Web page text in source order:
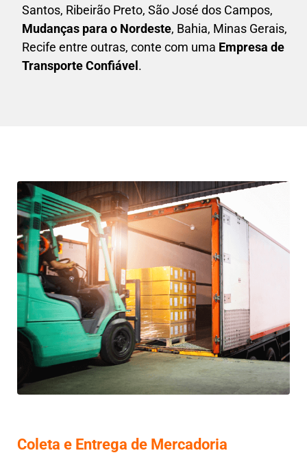
Santos, Ribeirão Preto, São José dos Campos,
Mudanças para o Nordeste, Bahia, Minas Gerais,
Recife entre outras, conte com uma Empresa de
Transporte Confiável .
Coleta e Entrega de Mercadoria